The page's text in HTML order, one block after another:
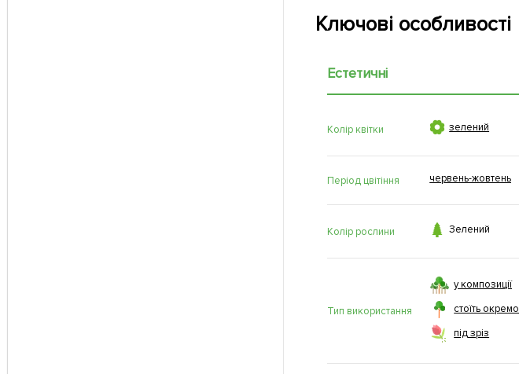
Ключові особливості
Естетичні
Колір квітки  зелений
Період цвітіння червень-жовтень
Колір рослини  Зелений
Тип використання
у композиції
стоїть окремо
під зріз